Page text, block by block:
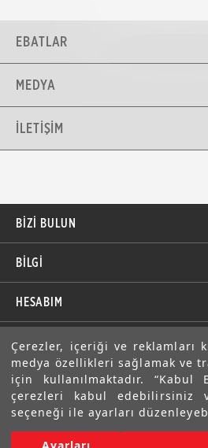
Çerezler, içeriği ve reklamları
medya özellikleri sağlamak ve
için kullanılmaktadır.
çerezleri kabul edebilirsiniz
seçeneği ile ayarları
EBATLAR
MEDYA
İLETIŞIM
BIZI BULUN
bilgi@motolastik.com
+90 549 549 66 86
+90 232 462 08 42
BİLGİ
Banka Hesap Numaraları
Teknik Bilgi
Sıkça Sorulan Sorular
Gizlilik Bildirimi ve Güvenlik
HESABIM
Siparişler
Adresler
Üyelik Bilgilerim
E-BÜLTEN
Abone olarak aramıza katılın.
ilk sizin haberiniz olsun!